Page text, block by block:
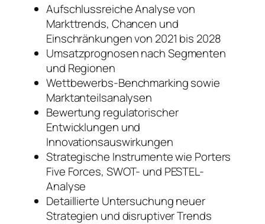
Aufschlussreiche Analyse von
Markttrends, Chancen und
Einschränkungen von 2021 bis 2028
Umsatzprognosen nach Segmenten
und Regionen
Wettbewerbs-Benchmarking sowie
Marktanteilsanalysen
Bewertung regulatorischer
Entwicklungen und
Innovationsauswirkungen
Strategische Instrumente wie Porters
Five Forces, SWOT- und PESTEL-
Analyse
Detaillierte Untersuchung neuer
Strategien und disruptiver Trends